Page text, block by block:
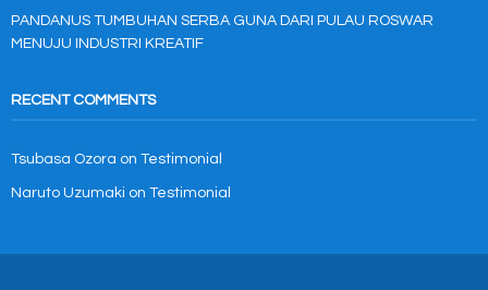
PANDANUS TUMBUHAN SERBA GUNA DARI PULAU ROSWAR
MENUJU INDUSTRI KREATIF
RECENT COMMENTS
Tsubasa Ozora on Testimonial
Naruto Uzumaki on Testimonial